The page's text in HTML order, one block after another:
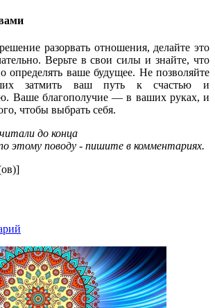
разорвать отношения, делайте это
Верьте в свои силы и знайте, что
определять ваше будущее. Не позволяйте
затмить ваш путь к счастью и
Ваше благополучие — в ваших руках, и
чтобы выбрать себя.
до конца
этому поводу - пишите в комментариях.